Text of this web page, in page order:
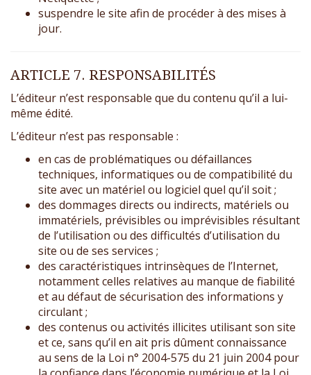
suspendre le site afin de procéder à des mises à
jour.
ARTICLE 7. RESPONSABILITÉS
L’éditeur n’est responsable que du contenu qu’il a lui-
même édité.
L’éditeur n’est pas responsable :
en cas de problématiques ou défaillances
techniques, informatiques ou de compatibilité du
site avec un matériel ou logiciel quel qu’il soit ;
des dommages directs ou indirects, matériels ou
immatériels, prévisibles ou imprévisibles résultant
de l’utilisation ou des difficultés d’utilisation du
site ou de ses services ;
des caractéristiques intrinsèques de l’Internet,
notamment celles relatives au manque de fiabilité
et au défaut de sécurisation des informations y
circulant ;
des contenus ou activités illicites utilisant son site
et ce, sans qu’il en ait pris dûment connaissance
au sens de la Loi n° 2004-575 du 21 juin 2004 pour